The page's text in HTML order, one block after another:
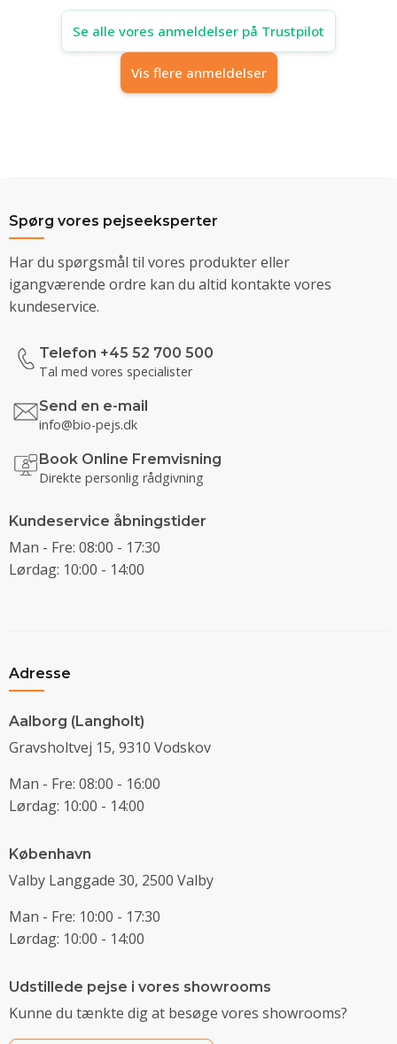
Se alle vores anmeldelser på Trustpilot
Vis flere anmeldelser
Spørg vores pejseeksperter
Har du spørgsmål til vores produkter eller
igangværende ordre kan du altid kontakte vores
kundeservice.
Telefon +45 52 700 500
Tal med vores specialister
Send en e-mail
info@bio-pejs.dk
Book Online Fremvisning
Direkte personlig rådgivning
Kundeservice åbningstider
Man - Fre: 08:00 - 17:30
Lørdag: 10:00 - 14:00
Adresse
Aalborg (Langholt)
Gravsholtvej 15, 9310 Vodskov
Man - Fre: 08:00 - 16:00
Lørdag: 10:00 - 14:00
København
Valby Langgade 30, 2500 Valby
Man - Fre: 10:00 - 17:30
Lørdag: 10:00 - 14:00
Udstillede pejse i vores showrooms
Kunne du tænkte dig at besøge vores showrooms?